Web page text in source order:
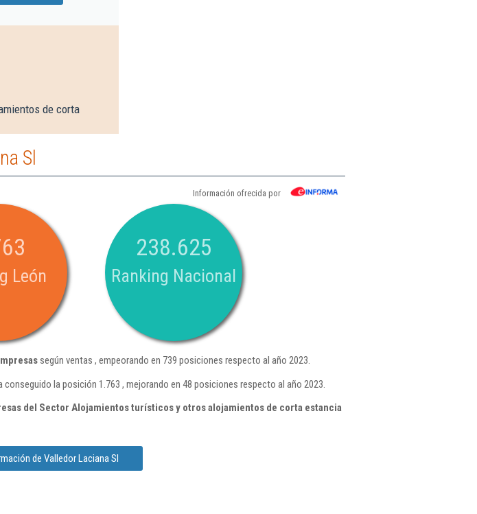
de corta
Sl
Información ofrecida por
León
238.625
Ranking Nacional
según ventas , empeorando en 739 posiciones respecto al año 2023.
la posición 1.763 , mejorando en 48 posiciones respecto al año 2023.
del Sector Alojamientos turísticos y otros alojamientos de corta estancia
de Valledor Laciana Sl